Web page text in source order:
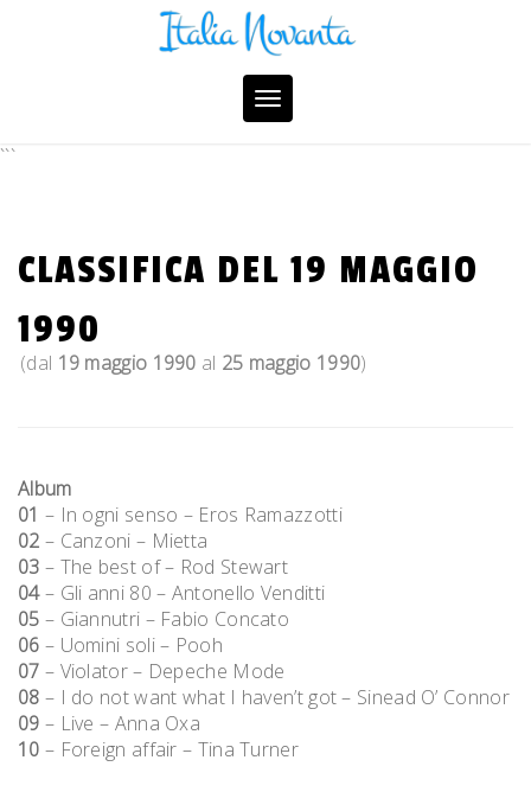
Toggle
navigation
```
CLASSIFICA DEL 19 MAGGIO
1990
(dal 19 maggio 1990 al 25 maggio 1990)
Album
01 – In ogni senso – Eros Ramazzotti
02 – Canzoni – Mietta
03 – The best of – Rod Stewart
04– Gli anni 80 – Antonello Venditti
05 – Giannutri – Fabio Concato
06 – Uomini soli – Pooh
07 – Violator – Depeche Mode
08 – I do not want what I haven’t got – Sinead O’ Connor
09 – Live – Anna Oxa
10 – Foreign affair – Tina Turner